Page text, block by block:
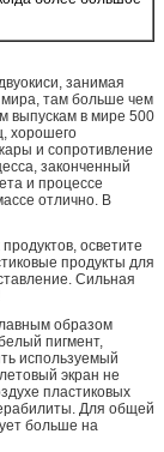
занимая
мира, там больше чем
выпускам в мире 500
хорошего
и сопротивление
законченный
и процессе
отлично. В
осветите
продукты для
Сильная
образом
пигмент,
используемый
экран не
пластиковых
Для общей
больше на